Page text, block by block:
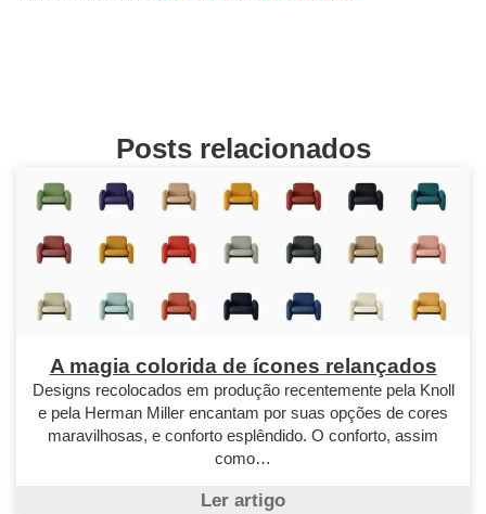
Posts relacionados
A magia colorida de ícones relançados
Designs recolocados em produção recentemente pela Knoll
e pela Herman Miller encantam por suas opções de cores
maravilhosas, e conforto esplêndido. O conforto, assim
como…
Ler artigo